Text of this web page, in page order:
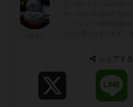
シェアする